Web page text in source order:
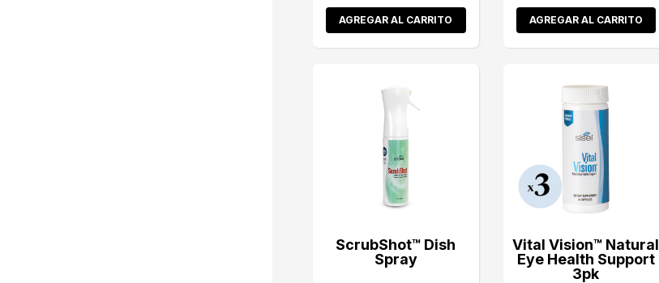
AGREGAR AL CARRITO AGREGAR AL CARRITO
ScrubShot™ Dish
Spray
Vital Vision™ Natural
Eye Health Support
3pk